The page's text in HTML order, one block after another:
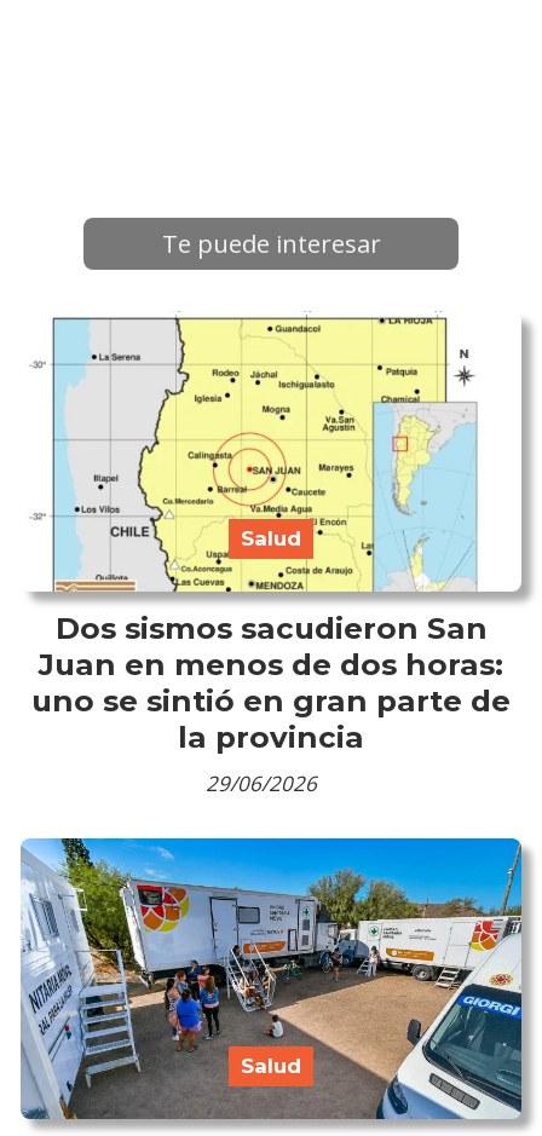
Te puede interesar
Dos sismos sacudieron San
Juan en menos de dos horas:
uno se sintió en gran parte de
la provincia
Salud
29/06/2026
Salud